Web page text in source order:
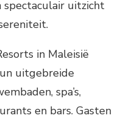
spectaculair uitzicht
in Maleisië
uitgebreide
spa’s,
en bars. Gasten